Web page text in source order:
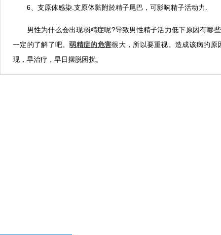
6、支原体感染.支原体黏附於精子尾巴，可影响精子活动力.
男性为什么会出现弱精症呢?导致男性精子活力低下原因有哪
一定的了解了吧。弱精症的危害很大，所以要重视。造成该病的
现，早治疗，早日摆脱困扰。